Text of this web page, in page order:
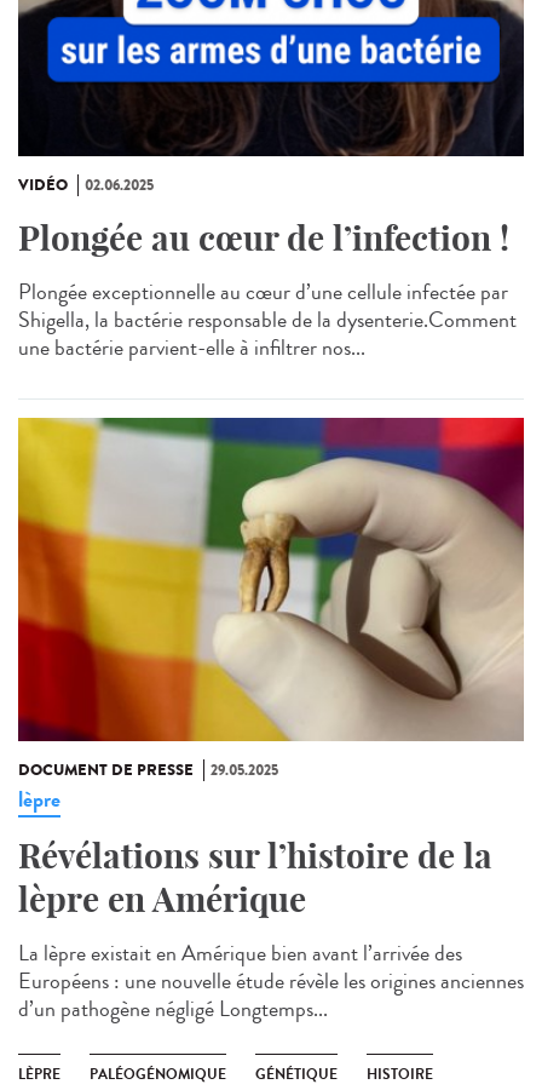
VIDÉO 02.06.2025
Plongée au cœur de l’infection !
Plongée exceptionnelle au cœur d’une cellule infectée par
Shigella, la bactérie responsable de la dysenterie.Comment
une bactérie parvient-elle à infiltrer nos...
DOCUMENT DE PRESSE 29.05.2025
lèpre
Révélations sur l’histoire de la
lèpre en Amérique
La lèpre existait en Amérique bien avant l’arrivée des
Européens : une nouvelle étude révèle les origines anciennes
d’un pathogène négligé Longtemps...
LÈPRE PALÉOGÉNOMIQUE GÉNÉTIQUE HISTOIRE